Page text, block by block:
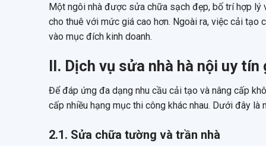
Một ngôi nhà được sửa chữa sạch đẹp, bố trí hợp lý
cho thuê với mức giá cao hơn. Ngoài ra, việc cải
vào mục đích kinh doanh.
II. Dịch vụ sửa nhà hà nội uy
Để đáp ứng đa dạng nhu cầu cải tạo và nâng cấp
cấp nhiều hạng mục thi công khác nhau. Dưới đây
2.1. Sửa chữa tường và trần nhà